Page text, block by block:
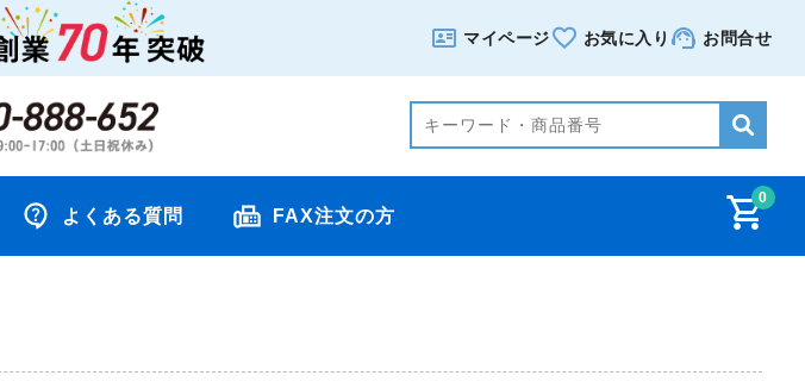
マイページ お気に入り お問合せ
0
よくある質問 FAX注文の方